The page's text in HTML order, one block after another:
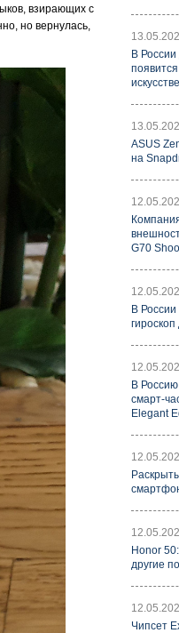
взирающих с
но вернулась,
В
ASUS
на
G70
В
В
смарт-
Elegant
Honor
другие
Чипсет